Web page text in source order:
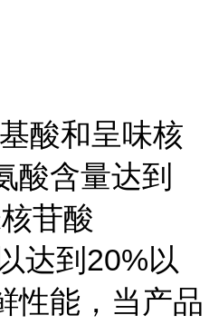
酸和呈味核
酸含量达到
苷酸
达到20%以
性能，当产品